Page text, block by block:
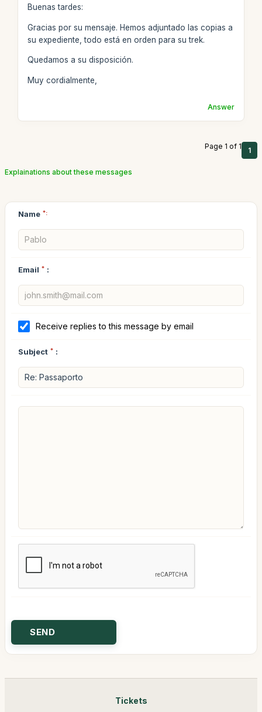
Buenas tardes:
Gracias por su mensaje. Hemos adjuntado las copias a
su expediente, todo está en orden para su trek.
Quedamos a su disposición.
Muy cordialmente,
Answer
Page 1 of 1 1
Explainations about these messages
Name *:
Email * :
Receive replies to this message by email
Subject * :
Tickets